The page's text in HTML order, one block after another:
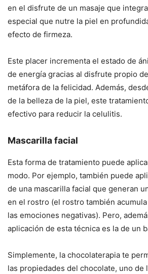
en el disfrute de un masaje que
especial que nutre la piel en
efecto de firmeza.
Este placer incrementa el estado de
de energía gracias al disfrute propio
metáfora de la felicidad. Además,
de la belleza de la piel, este
efectivo para reducir la celulitis.
Mascarilla facial
Esta forma de tratamiento puede
modo. Por ejemplo, también puede
de una mascarilla facial que generan
en el rostro (el rostro también
las emociones negativas). Pero,
aplicación de esta técnica es la de un
Simplemente, la chocolaterapia te
las propiedades del chocolate, uno de